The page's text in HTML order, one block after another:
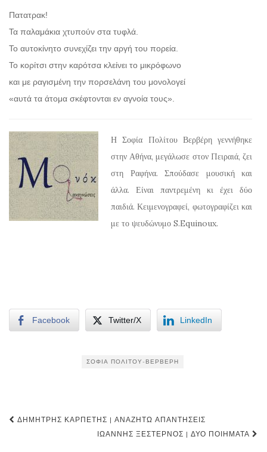
Πατατρακ!
Τα παλαμάκια χτυπούν στα τυφλά.
Το αυτοκίνητο συνεχίζει την αργή του πορεία.
Το κορίτσι στην καρότσα κλείνει το μικρόφωνο
και με ραγισμένη την πορσελάνη του μονολογεί
«αυτά τα άτομα σκέφτονται εν αγνοία τους».
Η Σοφία Πολίτου Βερβέρη γεννήθηκε
στην Αθήνα, μεγάλωσε στον Πειραιά, ζει
στη Ραφήνα. Σπούδασε μουσική και
άλλα. Είναι παντρεμένη κι έχει δύο
παιδιά. Κειμενογραφεί, φωτογραφίζει και
με το ψευδώνυμο S.Equinoux.
Facebook Twitter/X LinkedIn
ΣΟΦΊΑ ΠΟΛΊΤΟΥ-ΒΕΡΒΈΡΗ
Post
ΔΗΜΉΤΡΗΣ ΚΑΡΠΈΤΗΣ | ΑΝΑΖΗΤΏ ΑΠΑΝΤΉΣΕΙΣ
ΙΩΆΝΝΗΣ ΞΈΣΤΕΡΝΟΣ | ΔΎΟ ΠΟΙΉΜΑΤΑ